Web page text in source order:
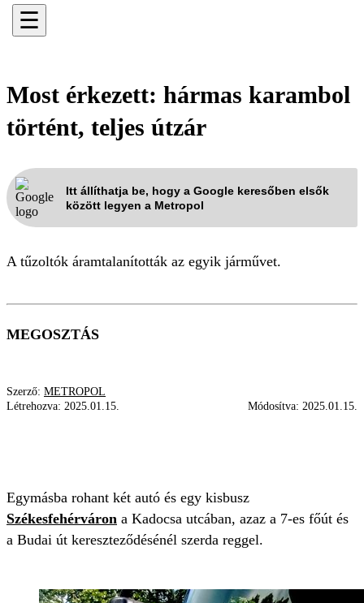
☰
Most érkezett: hármas karambol
történt, teljes útzár
Itt állíthatja be, hogy a Google keresőben elsők
között legyen a Metropol
A tűzoltók áramtalanították az egyik járművet.
MEGOSZTÁS
Szerző: METROPOL
Létrehozva: 2025.01.15. Módosítva: 2025.01.15.
Egymásba rohant két autó és egy kisbusz
Székesfehérváron a Kadocsa utcában, azaz a 7-es főút és
a Budai út kereszteződésénél szerda reggel.